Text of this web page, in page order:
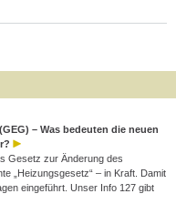
– Was bedeuten die neuen
Gesetz zur Änderung des
„Heizungsgesetz“ – in Kraft. Damit
eingeführt. Unser Info 127 gibt